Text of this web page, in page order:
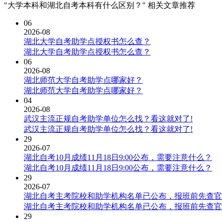
"大学本科和湖北自考本科有什么区别？" 相关文章推荐
06
2026-08
湖北大学自考助学点授权书怎么查？
湖北大学自考助学点授权书怎么查？
06
2026-08
湖北师范大学自考助学点哪家好？
湖北师范大学自考助学点哪家好？
04
2026-08
武汉主流正规自考助学单位怎么找？看这就对了!
武汉主流正规自考助学单位怎么找？看这就对了!
29
2026-07
湖北自考10月成绩11月18日9:00公布，需要注意什么？
湖北自考10月成绩11月18日9:00公布，需要注意什么？
29
2026-07
湖北自考主考院校和助学机构名单已公布，报班前先查官
湖北自考主考院校和助学机构名单已公布，报班前先查官
29